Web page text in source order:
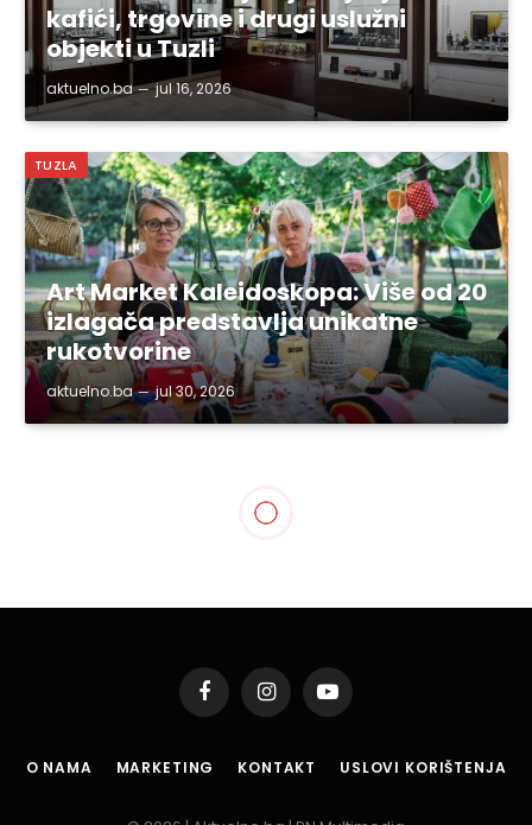
kafići, trgovine i drugi uslužni
objekti u Tuzli
aktuelno.ba jul 16, 2026
TUZLA
Art Market Kaleidoskopa: Više od 20
izlagača predstavlja unikatne
rukotvorine
aktuelno.ba jul 30, 2026
FacebookInstagramYouTube
O NAMA MARKETING KONTAKT USLOVI KORIŠTENJA